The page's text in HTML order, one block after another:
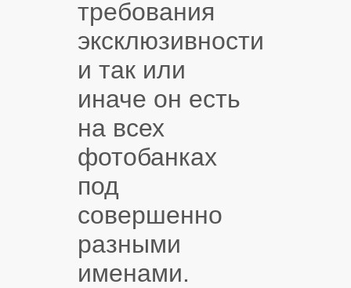
требования
эксклюзивности
и так или
иначе он есть
на всех
фотобанках
под
совершенно
разными
именами.